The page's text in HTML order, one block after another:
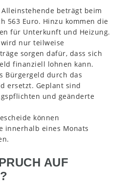
beträgt beim
563 Euro. Hinzu kommen die
für Unterkunft und Heizung.
nur teilweise
sorgen dafür, dass sich
finanziell lohnen kann.
Bürgergeld durch das
ersetzt. Geplant sind
und geänderte
können
innerhalb eines Monats
AUF